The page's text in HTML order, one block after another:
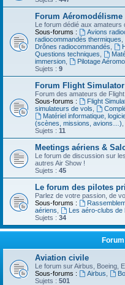
Forum Aéromodélisme
Le forum dédié aux amateurs
Sous-forums :
Avions
radiocommandés thermiques
Drônes radiocommandés
Questions techniques
immersion
Pilotage
Sujets : 9
Forum Flight Simulator
Forum des amateurs de
Sous-forums :
Flight
simulateurs de vols
Matériel informatique,
(scènes, missions, avions…)
Sujets : 11
Meetings aériens &
Le forum de discussion sur
autres Air Show !
Sujets : 45
Le forum des pilotes
Parlez de votre passion, de
Sous-forums :
aériens
Les aéro-clubs de
Sujets : 34
Aviation civile
Le forum sur Airbus, Boeing,
Sous-forums :
Airbus
Sujets : 501